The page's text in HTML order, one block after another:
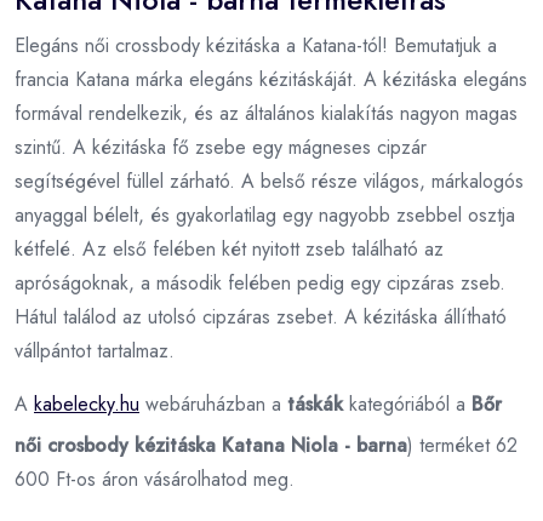
Elegáns női crossbody kézitáska a Katana-tól! Bemutatjuk a
francia Katana márka elegáns kézitáskáját. A kézitáska elegáns
formával rendelkezik, és az általános kialakítás nagyon magas
szintű. A kézitáska fő zsebe egy mágneses cipzár
segítségével füllel zárható. A belső része világos, márkalogós
anyaggal bélelt, és gyakorlatilag egy nagyobb zsebbel osztja
kétfelé. Az első felében két nyitott zseb található az
apróságoknak, a második felében pedig egy cipzáras zseb.
Hátul találod az utolsó cipzáras zsebet. A kézitáska állítható
vállpántot tartalmaz.
A kabelecky.hu webáruházban a táskákkategóriából a Bőr
női crosbody kézitáska Katana Niola - barna) terméket 62
600 Ft-os áron vásárolhatod meg.